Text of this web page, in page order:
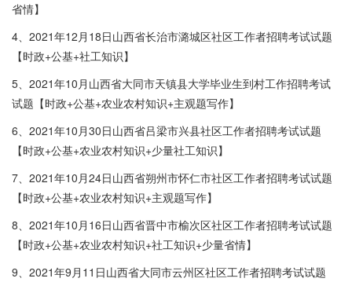
省情】
4、2021年12月18日山西省长治市潞城区社区工作者招聘考试试题
【时政+公基+社工知识】
5、2021年10月山西省大同市天镇县大学毕业生到村工作招聘考试
试题【时政+公基+农业农村知识+主观题写作】
6、2021年10月30日山西省吕梁市兴县社区工作者招聘考试试题
【时政+公基+农业农村知识+少量社工知识】
7、2021年10月24日山西省朔州市怀仁市社区工作者招聘考试试题
【时政+公基+农业农村知识+主观题写作】
8、2021年10月16日山西省晋中市榆次区社区工作者招聘考试试题
【时政+公基+农业农村知识+社工知识+少量省情】
9、2021年9月11日山西省大同市云州区社区工作者招聘考试试题